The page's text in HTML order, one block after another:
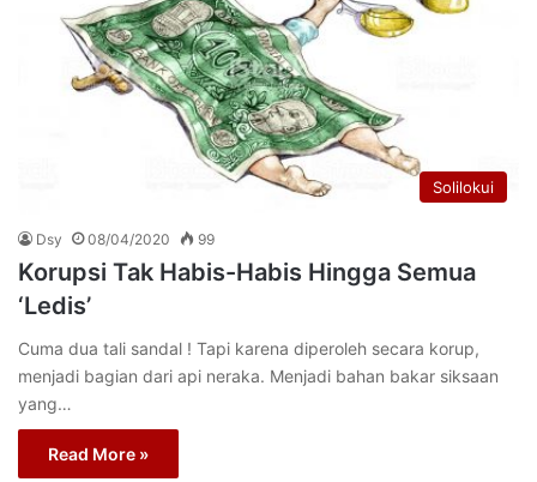
Solilokui
Dsy 08/04/2020 99
Korupsi Tak Habis-Habis Hingga Semua
‘Ledis’
Cuma dua tali sandal ! Tapi karena diperoleh secara korup,
menjadi bagian dari api neraka. Menjadi bahan bakar siksaan
yang…
Read More »